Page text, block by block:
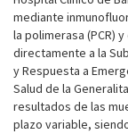
mediante
la polimerasa (PCR)
directamente a la
y Respuesta a
Salud de la
resultados de las
plazo variable,